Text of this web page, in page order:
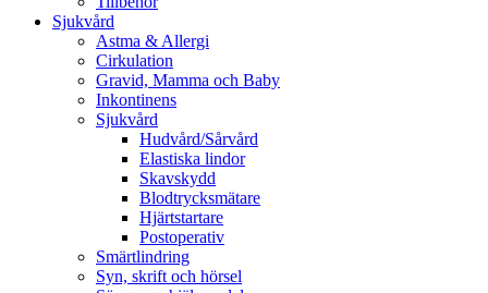
Sjukvård
Astma & Allergi
Cirkulation
Gravid, Mamma och Baby
Inkontinens
Sjukvård
Hudvård/Sårvård
Elastiska lindor
Skavskydd
Blodtrycksmätare
Hjärtstartare
Postoperativ
Smärtlindring
Syn, skrift och hörsel